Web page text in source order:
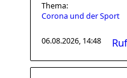
Thema:
Corona und der Sport
06.08.2026, 14:48